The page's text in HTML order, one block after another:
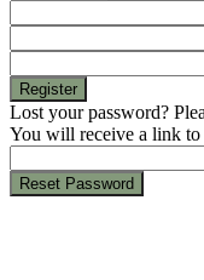
Register
Lost your password?
You will receive a link to
Reset Password